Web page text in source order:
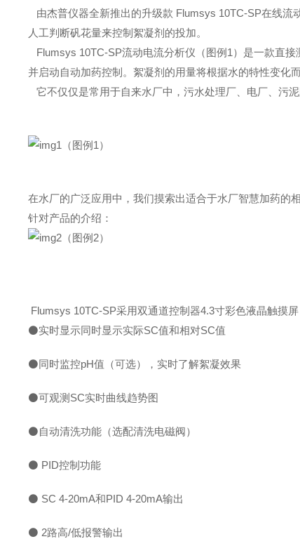
由杰普仪器全新推出的升级款 Flumsys 10TC-SP在线流
人工判断矾花量来控制絮凝剂的投加。
Flumsys 10TC-SP流动电流分析仪（图例1）是一款直
并启动自动加药控制。絮凝剂的用量将根据水的特性变化而
它不仅仅是常用于自来水厂中，污水处理厂、电厂、污
（图例1 ）
在水厂的广泛应用中，我们摸索出适合于水厂智慧加药的
针对产品的介绍：
（图例2）
Flumsys 10TC-SP采用双通道控制器4.3寸彩色液晶触摸屏
⚫实时显示同时显示实际SC值和相对SC值
⚫同时监控pH值（可选），实时了解絮凝效果
⚫可观测SC实时曲线趋势图
⚫自动清洗功能（选配清洗电磁阀）
⚫ PID控制功能
⚫ SC 4-20mA和PID 4-20mA输出
⚫ 2路高/低报警输出